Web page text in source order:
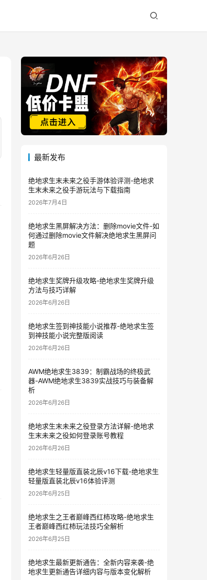
最新发布
绝地求生末未来之役手游体验评测-绝地求
生末未来之役手游玩法与下载指南
2026年7月4日
绝地求生黑屏解决方法：删除movie文件-如
何通过删除movie文件解决绝地求生黑屏问
题
2026年6月26日
绝地求生奖牌升级攻略-绝地求生奖牌升级
方法与技巧详解
2026年6月26日
绝地求生签到神技能小说推荐-绝地求生签
到神技能小说完整版阅读
2026年6月26日
AWM绝地求生3839：制霸战场的终极武
器-AWM绝地求生3839实战技巧与装备解
析
2026年6月26日
绝地求生末未来之役登录方法详解-绝地求
生末未来之役如何登录账号教程
2026年6月26日
绝地求生轻量版直装北辰v16下载-绝地求生
轻量版直装北辰v16体验评测
2026年6月25日
绝地求生之王者巅峰西红柿攻略-绝地求生
王者巅峰西红柿玩法技巧全解析
2026年6月25日
绝地求生最新更新通告：全新内容来袭-绝
地求生更新通告详细内容与版本变化解析